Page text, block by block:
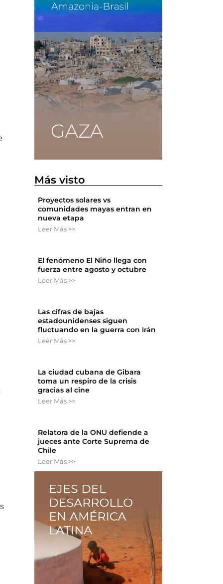
Más visto
Proyectos solares vs
comunidades mayas entran en
nueva etapa
Leer Más >>
El fenómeno El Niño llega con
fuerza entre agosto y octubre
Leer Más >>
Las cifras de bajas
estadounidenses siguen
fluctuando en la guerra con Irán
Leer Más >>
La ciudad cubana de Gibara
toma un respiro de la crisis
gracias al cine
Leer Más >>
Relatora de la ONU defiende a
jueces ante Corte Suprema de
Chile
Leer Más >>